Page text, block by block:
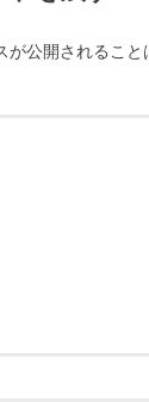
が公開されること